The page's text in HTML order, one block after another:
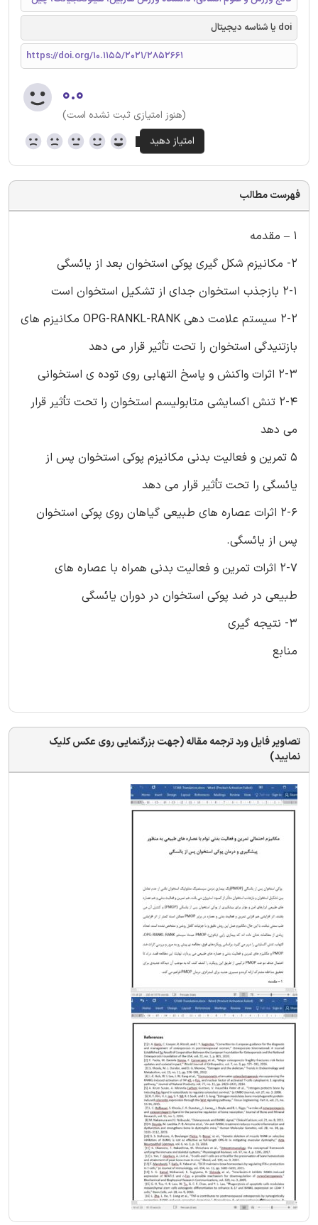
doi یا شناسه دیجیتال
https://doi.org/10.1155/2021/2852661
۰.۰
(هنوز امتیازی ثبت نشده است)
فهرست مطالب
1 – مقدمه
2- مکانیزم شکل گیری پوکی استخوان بعد از یائسگی
2-1 بازجذب استخوان جدای از تشکیل استخوان است
2-2 سیستم علامت دهی OPG-RANKL-RANK مکانیزم های
بازتنیدگی استخوان را تحت تأثیر قرار می دهد
2-3 اثرات واکنش و پاسخ التهابی روی توده ی استخوانی
2-4 تنش اکسایشی متابولیسم استخوان را تحت تأثیر قرار
می دهد
5 تمرین و فعالیت بدنی مکانیزم پوکی استخوان پس از
یائسگی را تحت تأثیر قرار می دهد
2-6 اثرات عصاره های طبیعی گیاهان روی پوکی استخوان
پس از یائسگی.
2-7 اثرات تمرین و فعالیت بدنی همراه با عصاره های
طبیعی در ضد پوکی استخوان در دوران یائسگی
3- نتیجه گیری
منابع
تصاویر فایل ورد ترجمه مقاله (جهت بزرگنمایی روی عکس کلیک
نمایید)